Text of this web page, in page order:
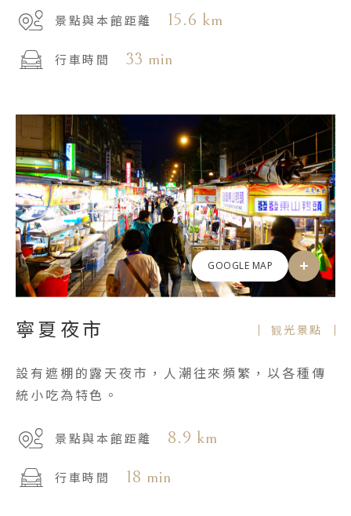
景點與本館距離 15.6 km
行車時間 33 min
GOOGLE MAP
寧夏夜市 観光景點
設有遮棚的露天夜市，人潮往來頻繁，以各種傳
統小吃為特色。
景點與本館距離 8.9 km
行車時間 18 min